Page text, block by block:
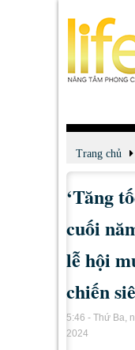
Trang chủ
‘Tăng
cuối
lễ hội
chiến
5:46 - Thứ Ba,
2024